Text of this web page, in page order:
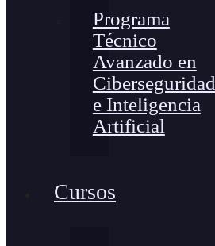
Programa
Técnico
Avanzado en
Ciberseguridad
e Inteligencia
Artificial
Cursos